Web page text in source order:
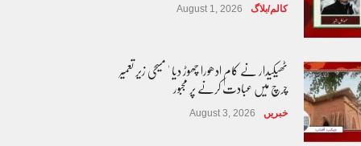
کالم/بلاگ August 1, 2026
ٹھیکیدار نے کام ادھورا چھوڑ دیا ' مسیحی زیر تعمیر
چرچ میں عبادت کرنے پر مجبور
خبریں August 3, 2026